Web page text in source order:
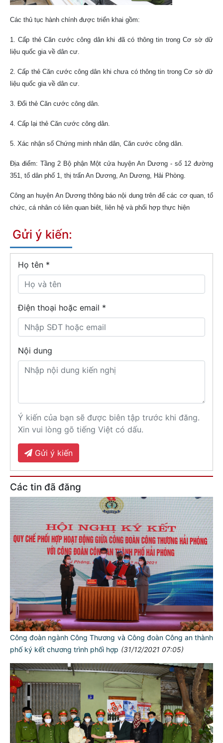
Các thủ tục hành chính được triển khai gồm:
1. Cấp thẻ Căn cước công dân khi đã có thông tin trong Cơ sờ dữ
liệu quốc gia về dân cư.
2. Cấp thẻ Căn cước công dân khi chưa có thông tin trong Cơ sờ dữ
liệu quốc gia về dân cư.
3. Đổi thẻ Căn cước công dân.
4. Cấp lại thẻ Căn cước công dân.
5. Xác nhận số Chứng minh nhân dân, Căn cước công dân.
Địa điểm: Tầng 2 Bộ phận Một cửa huyện An Dương - số 12 đường
351, tổ dân phố 1, thị trấn An Dương, An Dương, Hải Phòng.
Công an huyện An Dương thông báo nội dung trên để các cơ quan, tổ
chức, cá nhân có liên quan biêt, liên hệ và phối hợp thực hiện
Gửi ý kiến:
Họ tên *
Điện thoại hoặc email *
Nội dung
Ý kiến của bạn sẽ được biên tập trước khi đăng.
Xin vui lòng gõ tiếng Việt có dấu.
Gửi ý kiến
Các tin đã đăng
Công đoàn ngành Công Thương và Công đoàn Công an thành
phố ký kết chương trình phối hợp (31/12/2021 07:05)